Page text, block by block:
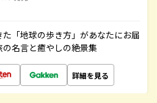
「地球の歩き方」があなたにお届
名言と癒やしの絶景集
詳細を見る